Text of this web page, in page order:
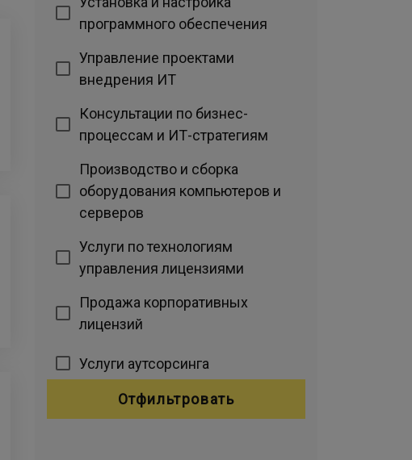
программного обеспечения
Управление проектами
внедрения ИТ
Консультации по бизнес-
процессам и ИТ-стратегиям
Производство и сборка
оборудования компьютеров и
серверов
Услуги по технологиям
управления лицензиями
Продажа корпоративных
лицензий
Услуги аутсорсинга
Отфильтровать